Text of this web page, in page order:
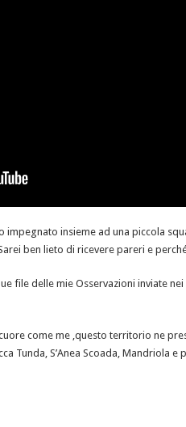
impegnato insieme ad una piccola
ben lieto di ricevere pareri e
file delle mie Osservazioni inviate nei
come me ,questo territorio ne
Tunda, S’Anea Scoada, Mandriola e